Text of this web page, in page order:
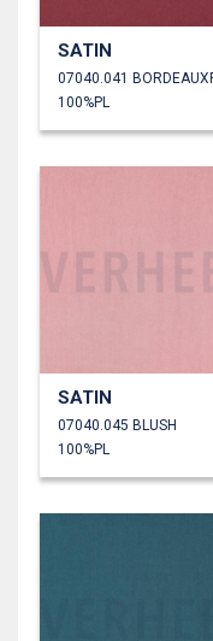
SATIN
100%PL
SATIN
07040.045 BLUSH
100%PL